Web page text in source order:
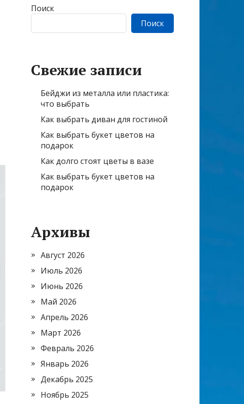
Поиск
Поиск
Свежие записи
Бейджи из металла или пластика:
что выбрать
Как выбрать диван для гостиной
Как выбрать букет цветов на
подарок
Как долго стоят цветы в вазе
Как выбрать букет цветов на
подарок
Архивы
Август 2026
Июль 2026
Июнь 2026
Май 2026
Апрель 2026
Март 2026
Февраль 2026
Январь 2026
Декабрь 2025
Ноябрь 2025